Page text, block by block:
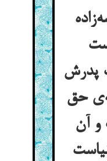
پدرش
حق
و آن